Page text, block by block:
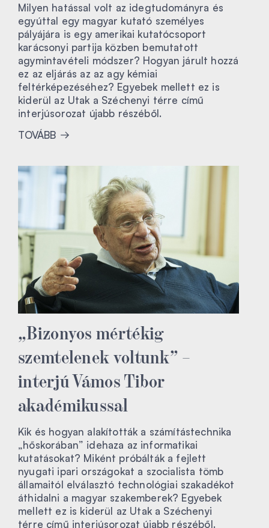
Milyen hatással volt az idegtudományra és
egyúttal egy magyar kutató személyes
pályájára is egy amerikai kutatócsoport
karácsonyi partija közben bemutatott
agymintavételi módszer? Hogyan járult hozzá
ez az eljárás az az agy kémiai
feltérképezéséhez? Egyebek mellett ez is
kiderül az Utak a Széchenyi térre című
interjúsorozat újabb részéből.
TOVÁBB
„Bizonyos mértékig
szemtelenek voltunk” –
interjú Vámos Tibor
akadémikussal
Kik és hogyan alakították a számítástechnika
„hőskorában” idehaza az informatikai
kutatásokat? Miként próbálták a fejlett
nyugati ipari országokat a szocialista tömb
államaitól elválasztó technológiai szakadékot
áthidalni a magyar szakemberek? Egyebek
mellett ez is kiderül az Utak a Széchenyi
térre című interjúsorozat újabb részéből.